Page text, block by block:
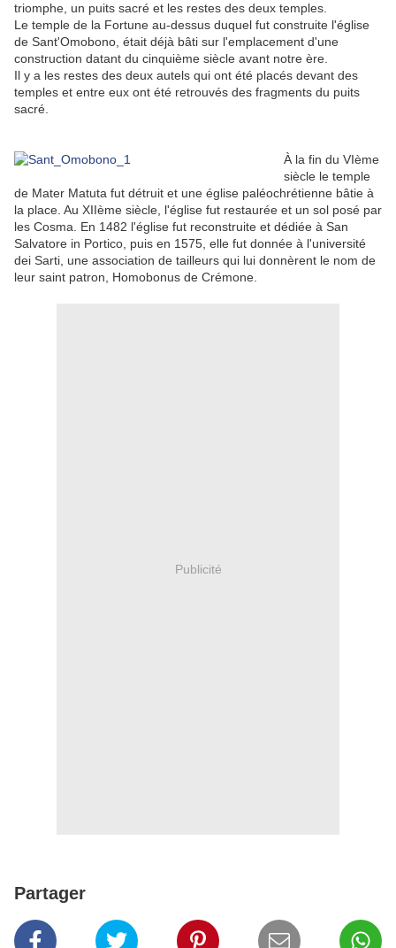
triomphe, un puits sacré et les restes des deux temples.
Le temple de la Fortune au-dessus duquel fut construite l'église
de Sant'Omobono, était déjà bâti sur l'emplacement d'une
construction datant du cinquième siècle avant notre ère.
Il y a les restes des deux autels qui ont été placés devant des
temples et entre eux ont été retrouvés des fragments du puits
sacré.
À la fin du VIème
siècle le temple
de Mater Matuta fut détruit et une église paléochrétienne bâtie à
la place. Au XIIème siècle, l'église fut restaurée et un sol posé par
les Cosma. En 1482 l'église fut reconstruite et dédiée à San
Salvatore in Portico, puis en 1575, elle fut donnée à l'université
dei Sarti, une association de tailleurs qui lui donnèrent le nom de
leur saint patron, Homobonus de Crémone.
Publicité
Partager